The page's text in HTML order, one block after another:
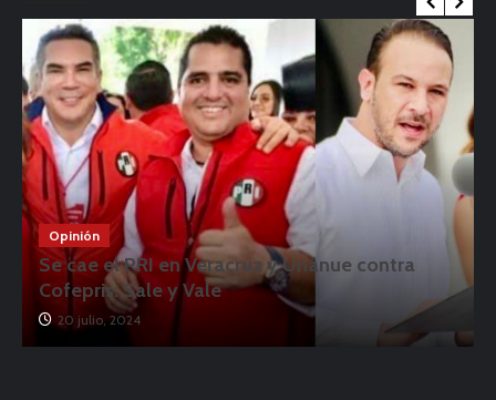
Opinión
Se cae el PRI en Veracruz y Unánue contra
Cofepris: Sale y Vale
20 julio, 2024